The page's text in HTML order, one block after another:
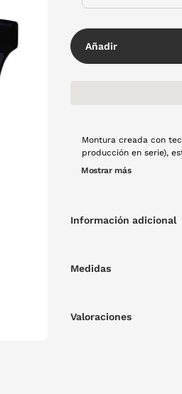
Añadir
Montura creada con
producción en serie), este
resistencia y ligereza al
100% española y
Mostrar más
Información adicional
Medidas
Valoraciones